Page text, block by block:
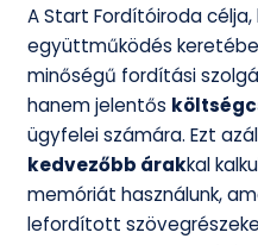
A Start Fordítóiroda
együttműködés
minőségű fordítási
hanem jelentős
ügyfelei számára. Ezt
kedvezőbb árakkal
memóriát használunk,
lefordított